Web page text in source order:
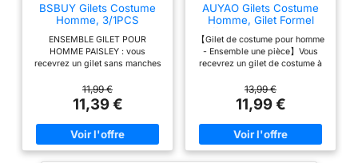
BSBUY Gilets Costume
Homme, 3/1PCS
Jacquard avec Mouchoir
Pocheet Cravate/Couleur
Unie Classique Gilets
Gilets Mariage, Costume
D'affaires(M~XL)
ENSEMBLE GILET POUR
HOMME PAISLEY : vous
recevrez un gilet sans manches
boutons pour l'ouverture et la
fermeture ; la ceinture arrière du
gilet est réglable, ce qui peut
être facilement assorti à votre
chemise, costume, blazer et
veste, ce qui peut facilement
11,99 €
11,39 €
AUYAO Gilets Costume
Homme, Gilet Formel
Affaires sans Manches
Couleur Unie à Col en V
en Cotton Tweed avec
Poche pour Mariage,
Quotidienne
【Gilet de costume pour homme
- Ensemble une pièce】Vous
recevrez un gilet de costume à
non incluses). Les bretelles
réglables au dos assurent un
ajustement parfait. Ce gilet
élégant s'accorde parfaitement
avec votre chemise, rehaussant
votre allure avec élégance.
13,99 €
11,99 €